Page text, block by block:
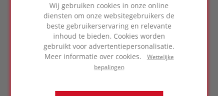
Wij gebruiken cookies in onze online
diensten om onze websitegebruikers de
beste gebruikerservaring en relevante
inhoud te bieden. Cookies worden
gebruikt voor advertentiepersonalisatie.
Meer informatie over cookies. Wettelijke
bepalingen
BAKSTEEN